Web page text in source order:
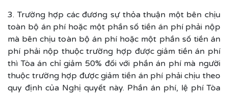
3. Trường hợp các đương sự thỏa thuận một bên chịu
toàn bộ án phí hoặc một phần số tiền án phí phải nộp
mà bên chịu toàn bộ án phí hoặc một phần số tiền án
phí phải nộp thuộc trường hợp được giảm tiền án phí
thì Tòa án chỉ giảm 50% đối với phần án phí mà người
thuộc trường hợp được giảm tiền án phí phải chịu theo
quy định của Nghị quyết này. Phần án phí, lệ phí Tòa